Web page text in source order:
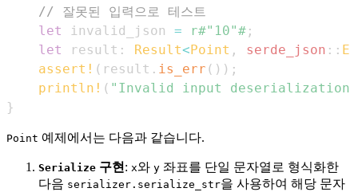
// 잘못된 입력으로 테스트
let
invalid_json = r#"10"# ;
let
result : Result<Point , serde_json ::
assert! ( result . is_err ( ) ) ;
println! ( "Invalid input
}
Point 예제에서는 다음과 같습니다.
Serialize 구현 : x와 y 좌표를 단일 문자열로 형식화한
다음 serializer.serialize_str을 사용하여 해당 문자